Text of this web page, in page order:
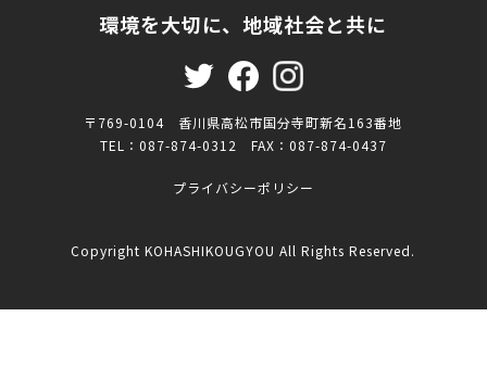
環境を大切に、地域社会と共に
〒769-0104 香川県高松市国分寺町新名163番地
TEL：087-874-0312 FAX：087-874-0437
プライバシーポリシー
Copyright KOHASHIKOUGYOU All Rights Reserved.